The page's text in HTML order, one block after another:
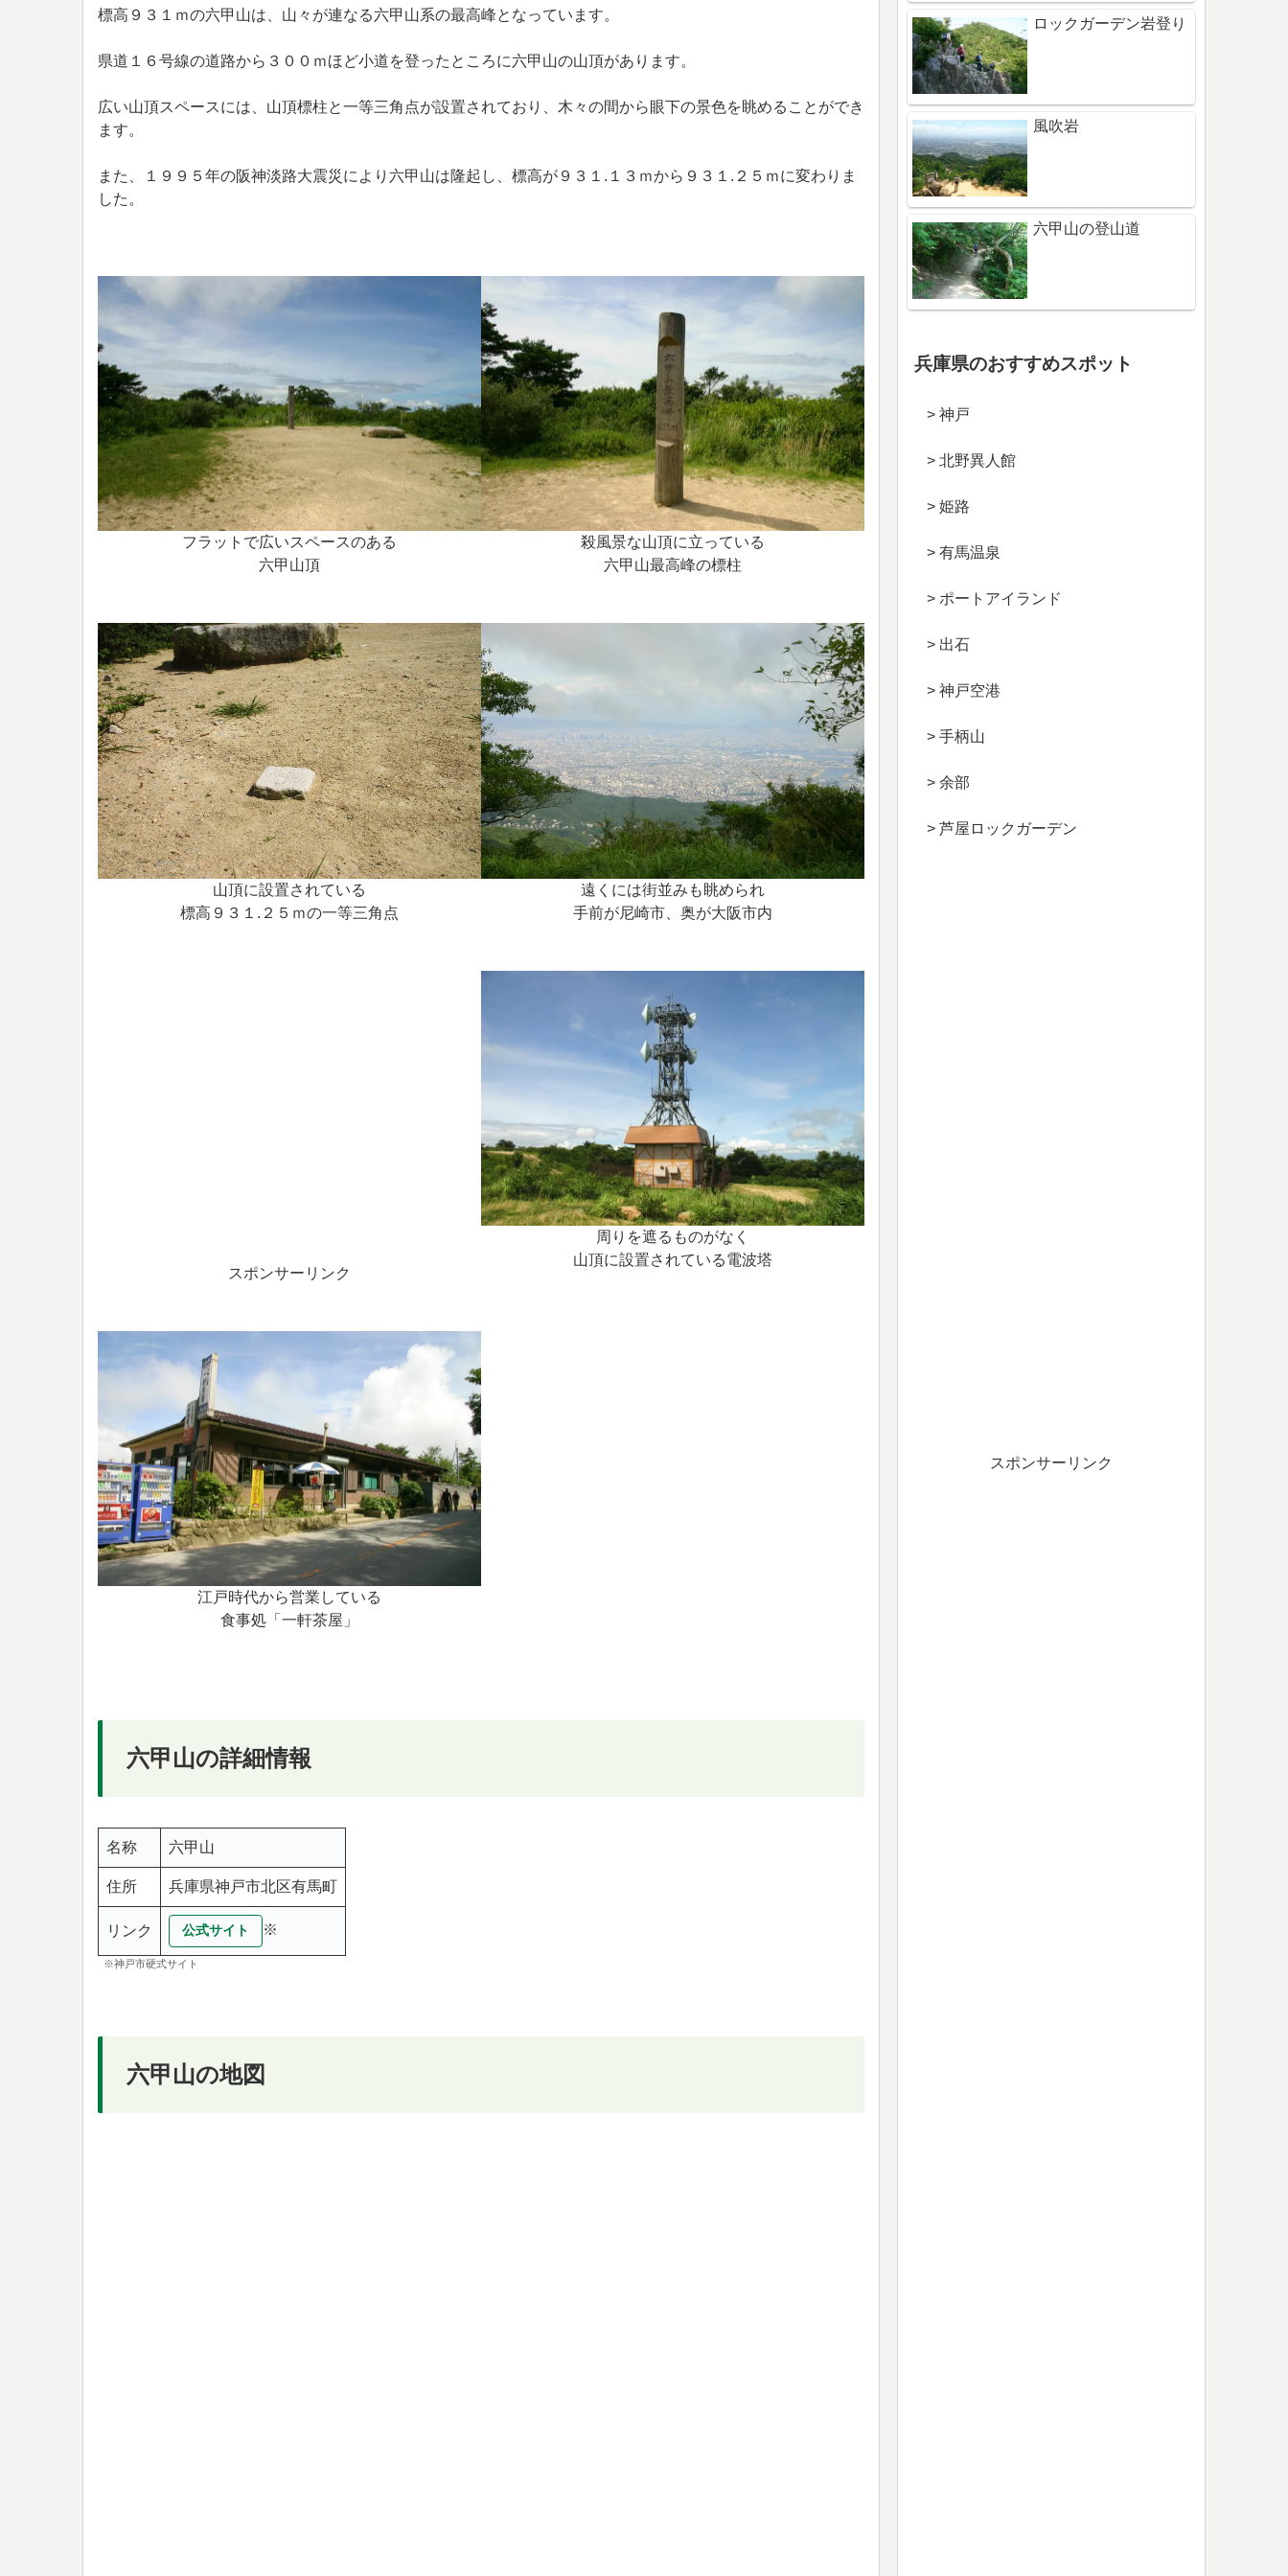
標高９３１ｍの六甲山は、山々が連なる六甲山系の最高峰となっています。
県道１６号線の道路から３００ｍほど小道を登ったところに六甲山の山頂があります。
広い山頂スペースには、山頂標柱と一等三角点が設置されており、木々の間から眼下の景色を眺めることができ
ます。
また、１９９５年の阪神淡路大震災により六甲山は隆起し、標高が９３１.１３ｍから９３１.２５ｍに変わりま
した。
フラットで広いスペースのある
六甲山頂
殺風景な山頂に立っている
六甲山最高峰の標柱
山頂に設置されている
標高９３１.２５ｍの一等三角点
遠くには街並みも眺められ
手前が尼崎市、奥が大阪市内
スポンサーリンク
周りを遮るものがなく
山頂に設置されている電波塔
江戸時代から営業している
食事処「一軒茶屋」
六甲山の詳細情報
名称 六甲山
住所 兵庫県神戸市北区有馬町
リンク 公式サイト ※
※神戸市硬式サイト
六甲山の地図
ロックガーデン岩登り
風吹岩
六甲山の登山道
兵庫県のおすすめスポット
> 神戸
> 北野異人館
> 姫路
> 有馬温泉
> ポートアイランド
> 出石
> 神戸空港
> 手柄山
> 余部
> 芦屋ロックガーデン
スポンサーリンク